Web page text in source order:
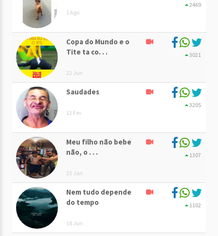
1 Ago
2469
Copa do Mundo e o
Tite ta co. . .
22 Jun
3021
Saudades
12 Fev
3205
Meu filho não bebe
não, o . . .
23 Jan
1307
Nem tudo depende
do tempo
18 Jun
1102